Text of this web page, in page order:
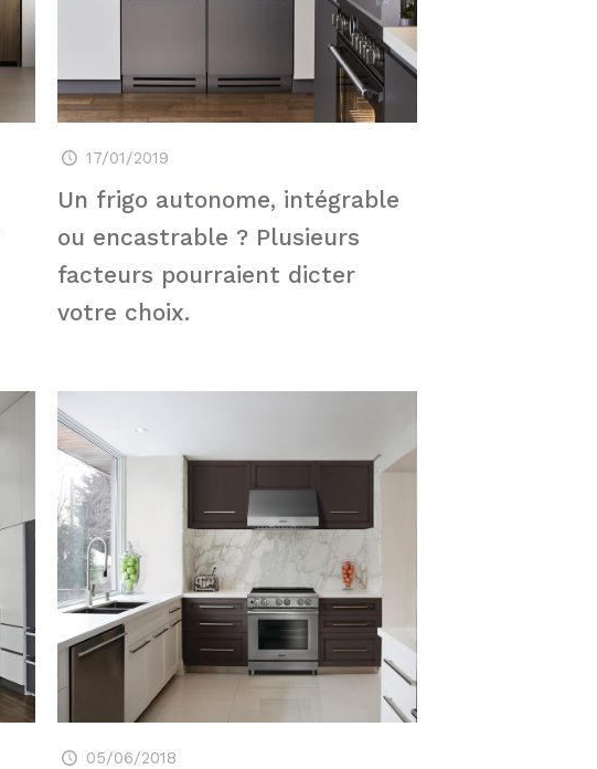
17/01/2019
Un frigo autonome, intégrable
ou encastrable ? Plusieurs
facteurs pourraient dicter
votre choix.
05/06/2018